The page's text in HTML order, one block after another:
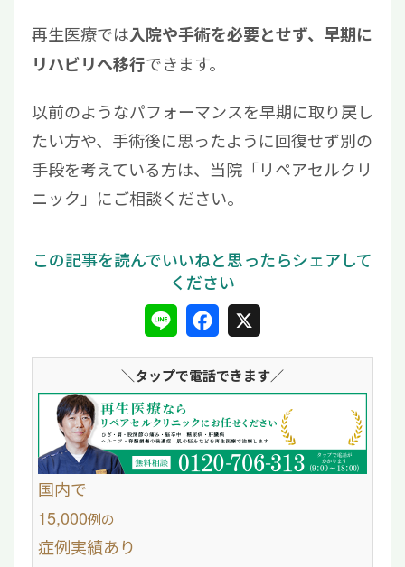
再生医療では入院や手術を必要とせず、早期に
リハビリへ移行できます。
以前のようなパフォーマンスを早期に取り戻し
たい方や、手術後に思ったように回復せず別の
手段を考えている方は、当院「リペアセルクリ
ニック」にご相談ください。
L
n
e
F
c
e
b
o
X
＼タップで電話できます／
国内で
15,000例の
症例実績あり